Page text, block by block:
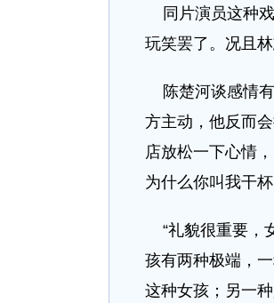
同片演员这种戏
玩笑罢了。况且
陈楚河谈感情有
方主动，他反而
店放松一下心情
为什么你叫我干
“礼貌很重要，
孩有两种极端，
这种女孩；另一